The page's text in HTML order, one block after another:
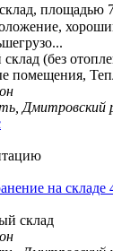
склад,
(без
помещения,
Дмитровский
на складе
склад